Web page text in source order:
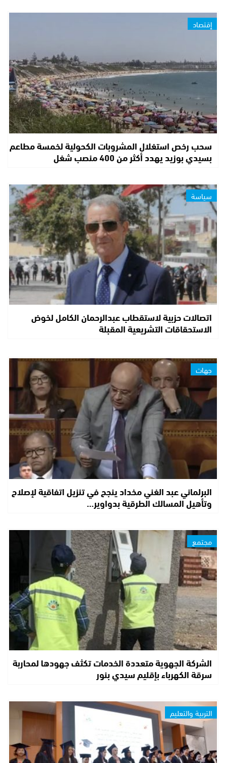
إقتصاد
سحب رخص استغلال المشروبات الكحولية لخمسة مطاعم
بسيدي بوزيد يهدد أكثر من 400 منصب شغل
سياسة
اتصالات حزبية لاستقطاب عبدالرحمان الكامل لخوض
الاستحقاقات التشريعية المقبلة
جهات
البرلماني عبد الغني مخداد ينجح في تنزيل اتفاقية لإصلاح
وتأهيل المسالك الطرقية بدواوير…
مجتمع
الشركة الجهوية متعددة الخدمات تكثف جهودها لمحاربة
سرقة الكهرباء بإقليم سيدي بنور
التربية والتعليم